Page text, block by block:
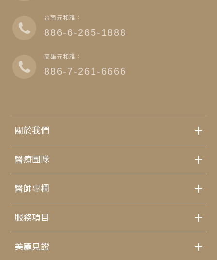
台南元和雅：
886-6-265-1888
高雄元和雅：
886-7-261-6666
關於我們
醫療團隊
醫師專欄
服務項目
美麗見證